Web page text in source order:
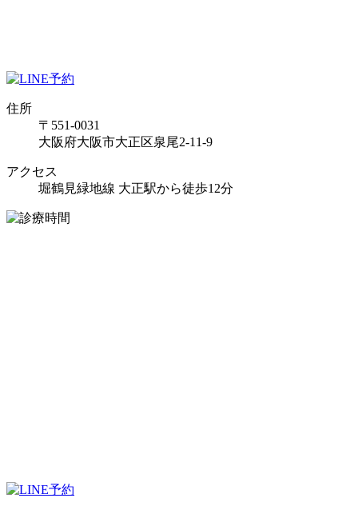
住所
〒551-0031
大阪府大阪市大正区泉尾2-11-9
アクセス
堀鶴見緑地線 大正駅から徒歩12分